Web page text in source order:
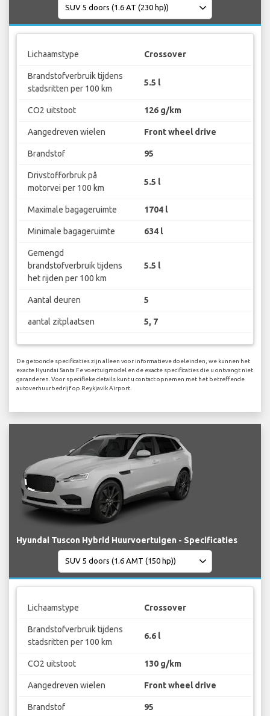
Lichaamstype Crossover
Brandstofverbruik tijdens
stadsritten per 100 km
5.5 l
CO2 uitstoot 126 g/km
Aangedreven wielen Front wheel drive
Brandstof 95
Drivstofforbruk på
motorvei per 100 km
5.5 l
Maximale bagageruimte 1704 l
Minimale bagageruimte 634 l
Gemengd
brandstofverbruik tijdens
het rijden per 100 km
5.5 l
Aantal deuren 5
aantal zitplaatsen 5, 7
De getoonde specificaties zijn alleen voor informatieve doeleinden, we kunnen het
exacte Hyundai Santa Fe voertuigmodel en de exacte specificaties die u ontvangt niet
garanderen. Voor specifieke details kunt u contact opnemen met het betreffende
autoverhuurbedrijf op Reykjavik Airport.
Hyundai Tuscon Hybrid Huurvoertuigen - Specificaties
Lichaamstype Crossover
Brandstofverbruik tijdens
stadsritten per 100 km
6.6 l
CO2 uitstoot 130 g/km
Aangedreven wielen Front wheel drive
Brandstof 95